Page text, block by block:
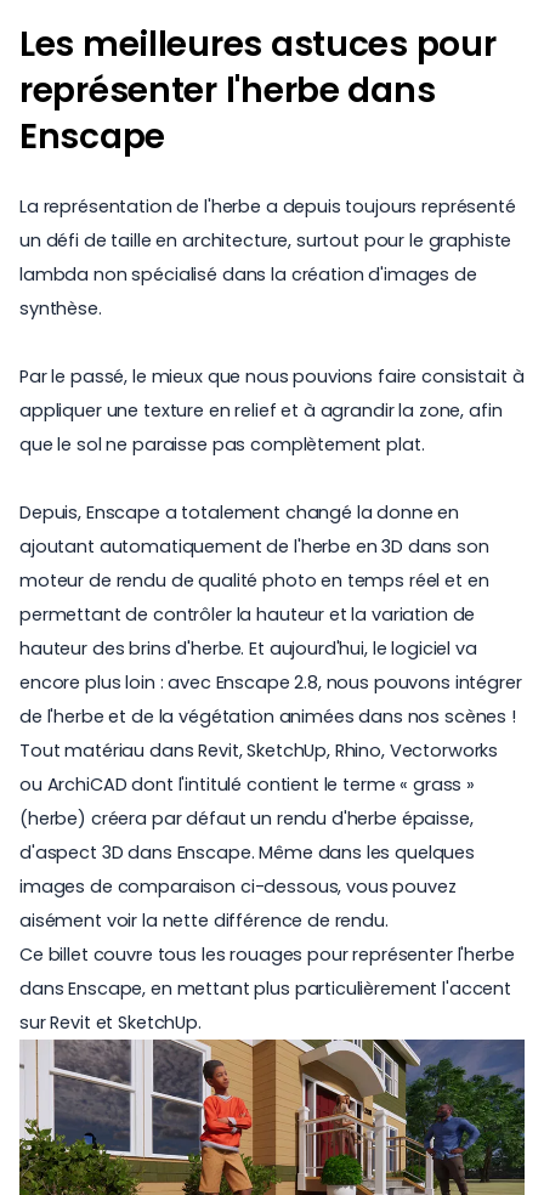
Les meilleures astuces pour
représenter l'herbe dans
Enscape
La représentation de l'herbe a depuis toujours représenté
un défi de taille en architecture, surtout pour le graphiste
lambda non spécialisé dans la création d'images de
synthèse.
Par le passé, le mieux que nous pouvions faire consistait à
appliquer une texture en relief et à agrandir la zone, afin
que le sol ne paraisse pas complètement plat.
Depuis, Enscape a totalement changé la donne en
ajoutant automatiquement de l'herbe en 3D dans son
moteur de rendu de qualité photo en temps réel et en
permettant de contrôler la hauteur et la variation de
hauteur des brins d'herbe. Et aujourd'hui, le logiciel va
encore plus loin : avec Enscape 2.8, nous pouvons intégrer
de l'herbe et de la végétation animées dans nos scènes !
Tout matériau dans Revit, SketchUp, Rhino, Vectorworks
ou ArchiCAD dont l'intitulé contient le terme « grass »
(herbe) créera par défaut un rendu d'herbe épaisse,
d'aspect 3D dans Enscape. Même dans les quelques
images de comparaison ci-dessous, vous pouvez
aisément voir la nette différence de rendu.
Ce billet couvre tous les rouages pour représenter l'herbe
dans Enscape, en mettant plus particulièrement l'accent
sur Revit et SketchUp.